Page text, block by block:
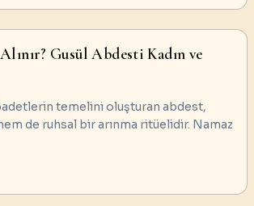
Gusül Abdesti Kadın ve
temelini oluşturan abdest,
de ruhsal bir arınma ritüelidir. Namaz